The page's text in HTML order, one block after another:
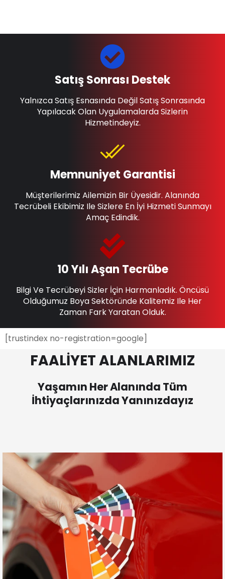
10 Yılı Aşan Tecrübe
Bilgi Ve Tecrübeyi Sizler İçin Harmanladık. Öncüsü
Olduğumuz Boya Sektöründe Kalitemiz Ile Her
Zaman Fark Yaratan Olduk.
Memnuniyet Garantisi
Müşterilerimiz Ailemizin Bir Üyesidir. Alanında
Tecrübeli Ekibimiz Ile Sizlere En İyi Hizmeti Sunmayı
Amaç Edindik.
Satış Sonrası Destek
Yalnızca Satış Esnasında Değil Satış Sonrasında
Yapılacak Olan Uygulamalarda Sizlerin
Hizmetindeyiz.
[trustindex no-registration=google]
FAALİYET ALANLARIMIZ
Yaşamın Her Alanında Tüm
İhtiyaçlarınızda Yanınızdayız